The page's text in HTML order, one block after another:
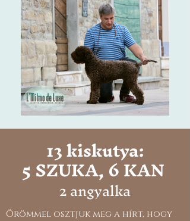
13 kiskutya:
5 SZUKA, 6 KAN
2 angyalka
Örömmel osztjuk meg a hírt, hogy